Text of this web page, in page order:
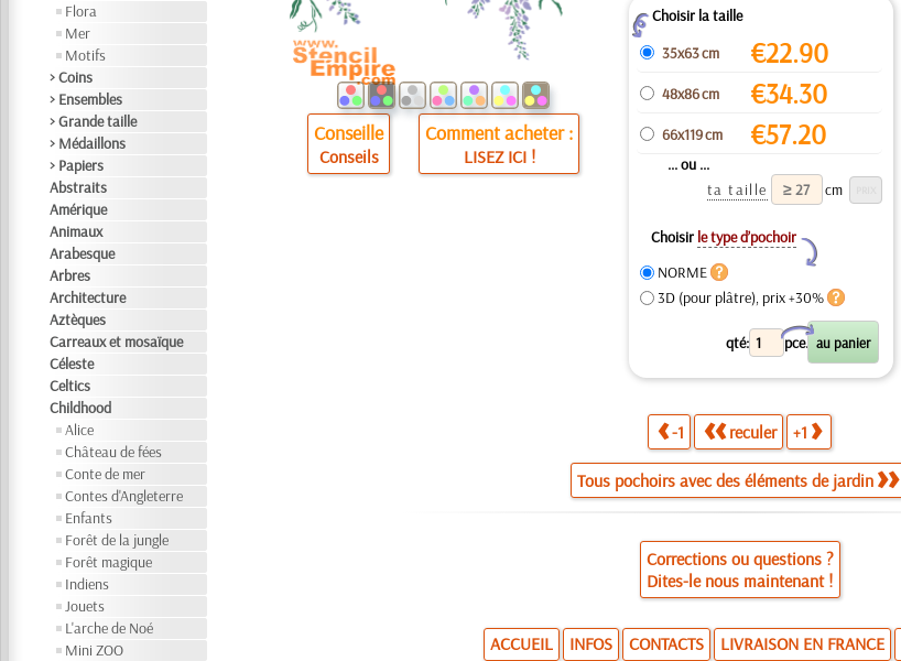
Flora
Mer
Motifs
> Coins
> Ensembles
> Grande taille
> Médaillons
> Papiers
Abstraits
Amérique
Animaux
Arabesque
Arbres
Architecture
Aztèques
Carreaux et mosaïque
Céleste
Celtics
Childhood
Alice
Château de fées
Conte de mer
Contes d'Angleterre
Enfants
Forêt de la jungle
Forêt magique
Indiens
Jouets
L'arche de Noé
Mini ZOO
Conseille
Conseils
Comment acheter :
LISEZ ICI !
ZChoisir la taille
35x63 cm
€22.90
48x86 cm €34.30
66x119 cm €57.20
... ou ...
ta taille
cm
Choisir le type d’pochoir
Y
NORME
3D (pour plâtre), prix +30%
qté: pce.
X
-1 reculer +1
Tous pochoirs avec des éléments de jardin
Corrections ou questions ?
Dites-le nous maintenant !
ACCUEIL INFOS CONTACTS LIVRAISON EN FRANCE